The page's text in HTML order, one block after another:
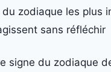
zodiaque les plus
sans réfléchir
signe du zodiaque